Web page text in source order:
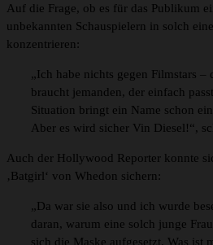
Auf die Frage, ob es für das Publikum
unbekannten Schauspielern in solch
konzentrieren:
„Ich habe nichts gegen Filmstars
braucht jemanden, der einfach
Situation bringt ein Name schon
Aber es wird sicher Vin Diesel!“,
Auch der Hollywood Reporter konnte
‚Batgirl‘ von Whedon sichern:
„Da war sie also und ich wurde
daran, warum eine solch junge
sich die Maske aufgesetzt. Was ist